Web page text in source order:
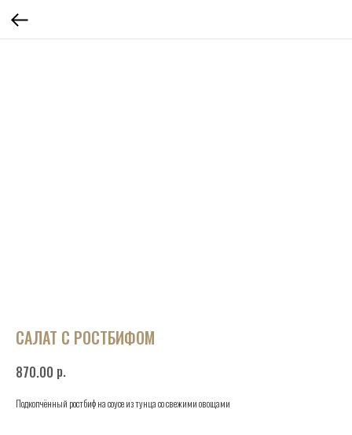
САЛАТ С РОСТБИФОМ
870.00 р.
Подкопчённый ростбиф на соусе из тунца со свежими овощами